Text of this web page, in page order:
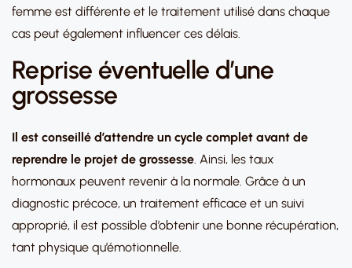
femme est différente et le traitement utilisé dans chaque
cas peut également influencer ces délais.
Reprise éventuelle d’une
grossesse
Il est conseillé d’attendre un cycle complet avant de
reprendre le projet de grossesse. Ainsi, les taux
hormonaux peuvent revenir à la normale. Grâce à un
diagnostic précoce, un traitement efficace et un suivi
approprié, il est possible d’obtenir une bonne récupération,
tant physique qu’émotionnelle.